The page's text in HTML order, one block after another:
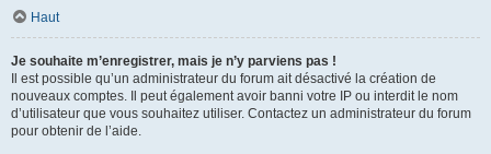
Haut
Je souhaite m’enregistrer, mais je n’y parviens pas !
Il est possible qu’un administrateur du forum ait désactivé la création de
nouveaux comptes. Il peut également avoir banni votre IP ou interdit le nom
d’utilisateur que vous souhaitez utiliser. Contactez un administrateur du forum
pour obtenir de l’aide.